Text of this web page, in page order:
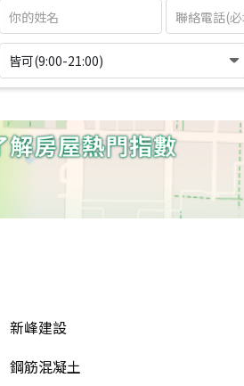
皆可(9:00-21:00)
新峰建設
鋼筋混凝土